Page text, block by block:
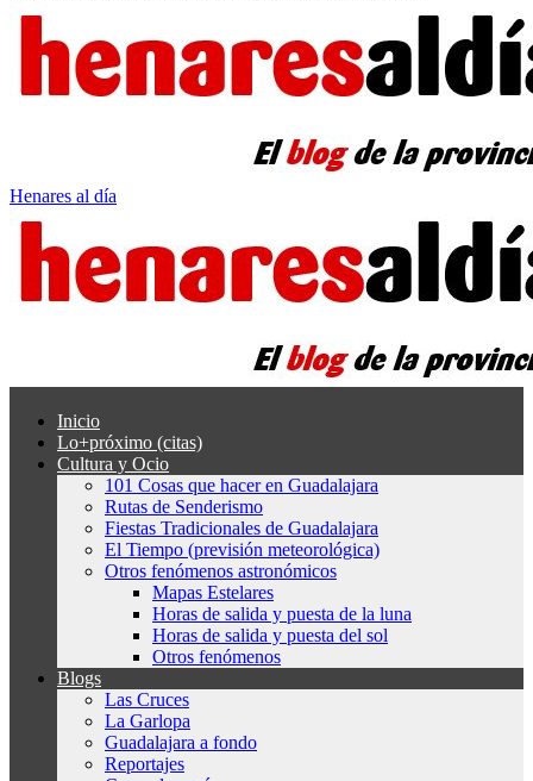
Henares al día
Inicio
Lo+próximo (citas)
Cultura y Ocio
101 Cosas que hacer en Guadalajara
Rutas de Senderismo
Fiestas Tradicionales de Guadalajara
El Tiempo (previsión meteorológica)
Otros fenómenos astronómicos
Mapas Estelares
Horas de salida y puesta de la luna
Horas de salida y puesta del sol
Otros fenómenos
Blogs
Las Cruces
La Garlopa
Guadalajara a fondo
Reportajes